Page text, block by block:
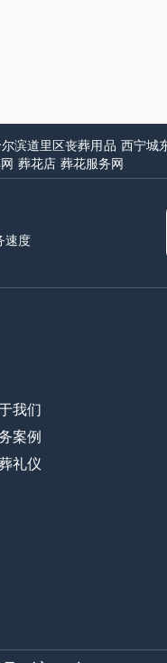
尔滨道里区丧葬用品 西宁城
葬花店 葬花服务网
速度
我们
案例
礼仪